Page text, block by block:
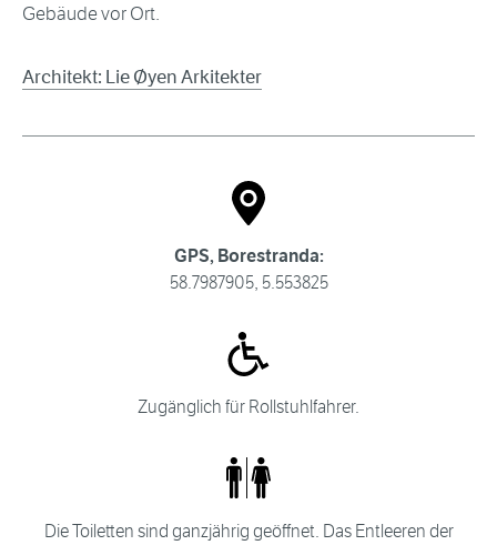
GPS, Borestranda:
58.7987905, 5.553825
Zugänglich für Rollstuhlfahrer.
Die Toiletten sind ganzjährig geöffnet. Das Entleeren der
Gebäude vor Ort.
Architekt: Lie Øyen Arkitekter